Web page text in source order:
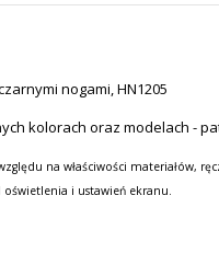
nogami, HN1205
kolorach oraz modelach -
na właściwości
i ustawień ekranu.